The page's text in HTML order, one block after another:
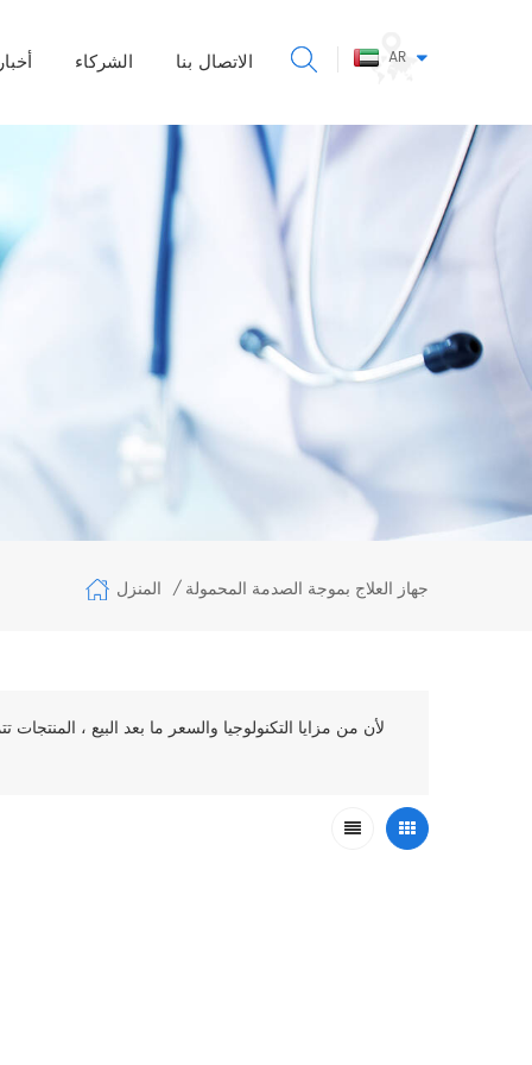
AR الشركاء الاتصال بنا
المنزل / جهاز العلاج بموجة الصدمة المحمولة
لأن من مزايا التكنولوجيا والسعر ما بعد البيع ،